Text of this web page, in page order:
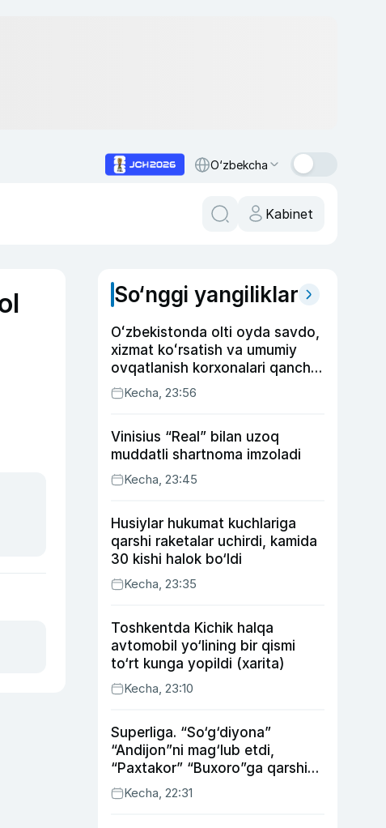
O‘zbekcha
Kabinet
So‘nggi yangiliklar
Oʻzbekistonda olti oyda savdo,
xizmat koʻrsatish va umumiy
ovqatlanish korxonalari qancha
soliq toʻlagani ochiqlandi
Kecha, 23:56
Vinisius “Real” bilan uzoq
muddatli shartnoma imzoladi
Kecha, 23:45
Husiylar hukumat kuchlariga
qarshi raketalar uchirdi, kamida
30 kishi halok bo‘ldi
Kecha, 23:35
Toshkentda Kichik halqa
avtomobil yo‘lining bir qismi
to‘rt kunga yopildi (xarita)
Kecha, 23:10
Superliga. “So‘g‘diyona”
“Andijon”ni mag‘lub etdi,
“Paxtakor” “Buxoro”ga qarshi
bahsda g‘alabani qo‘ldan
chiqardi
Kecha, 22:31